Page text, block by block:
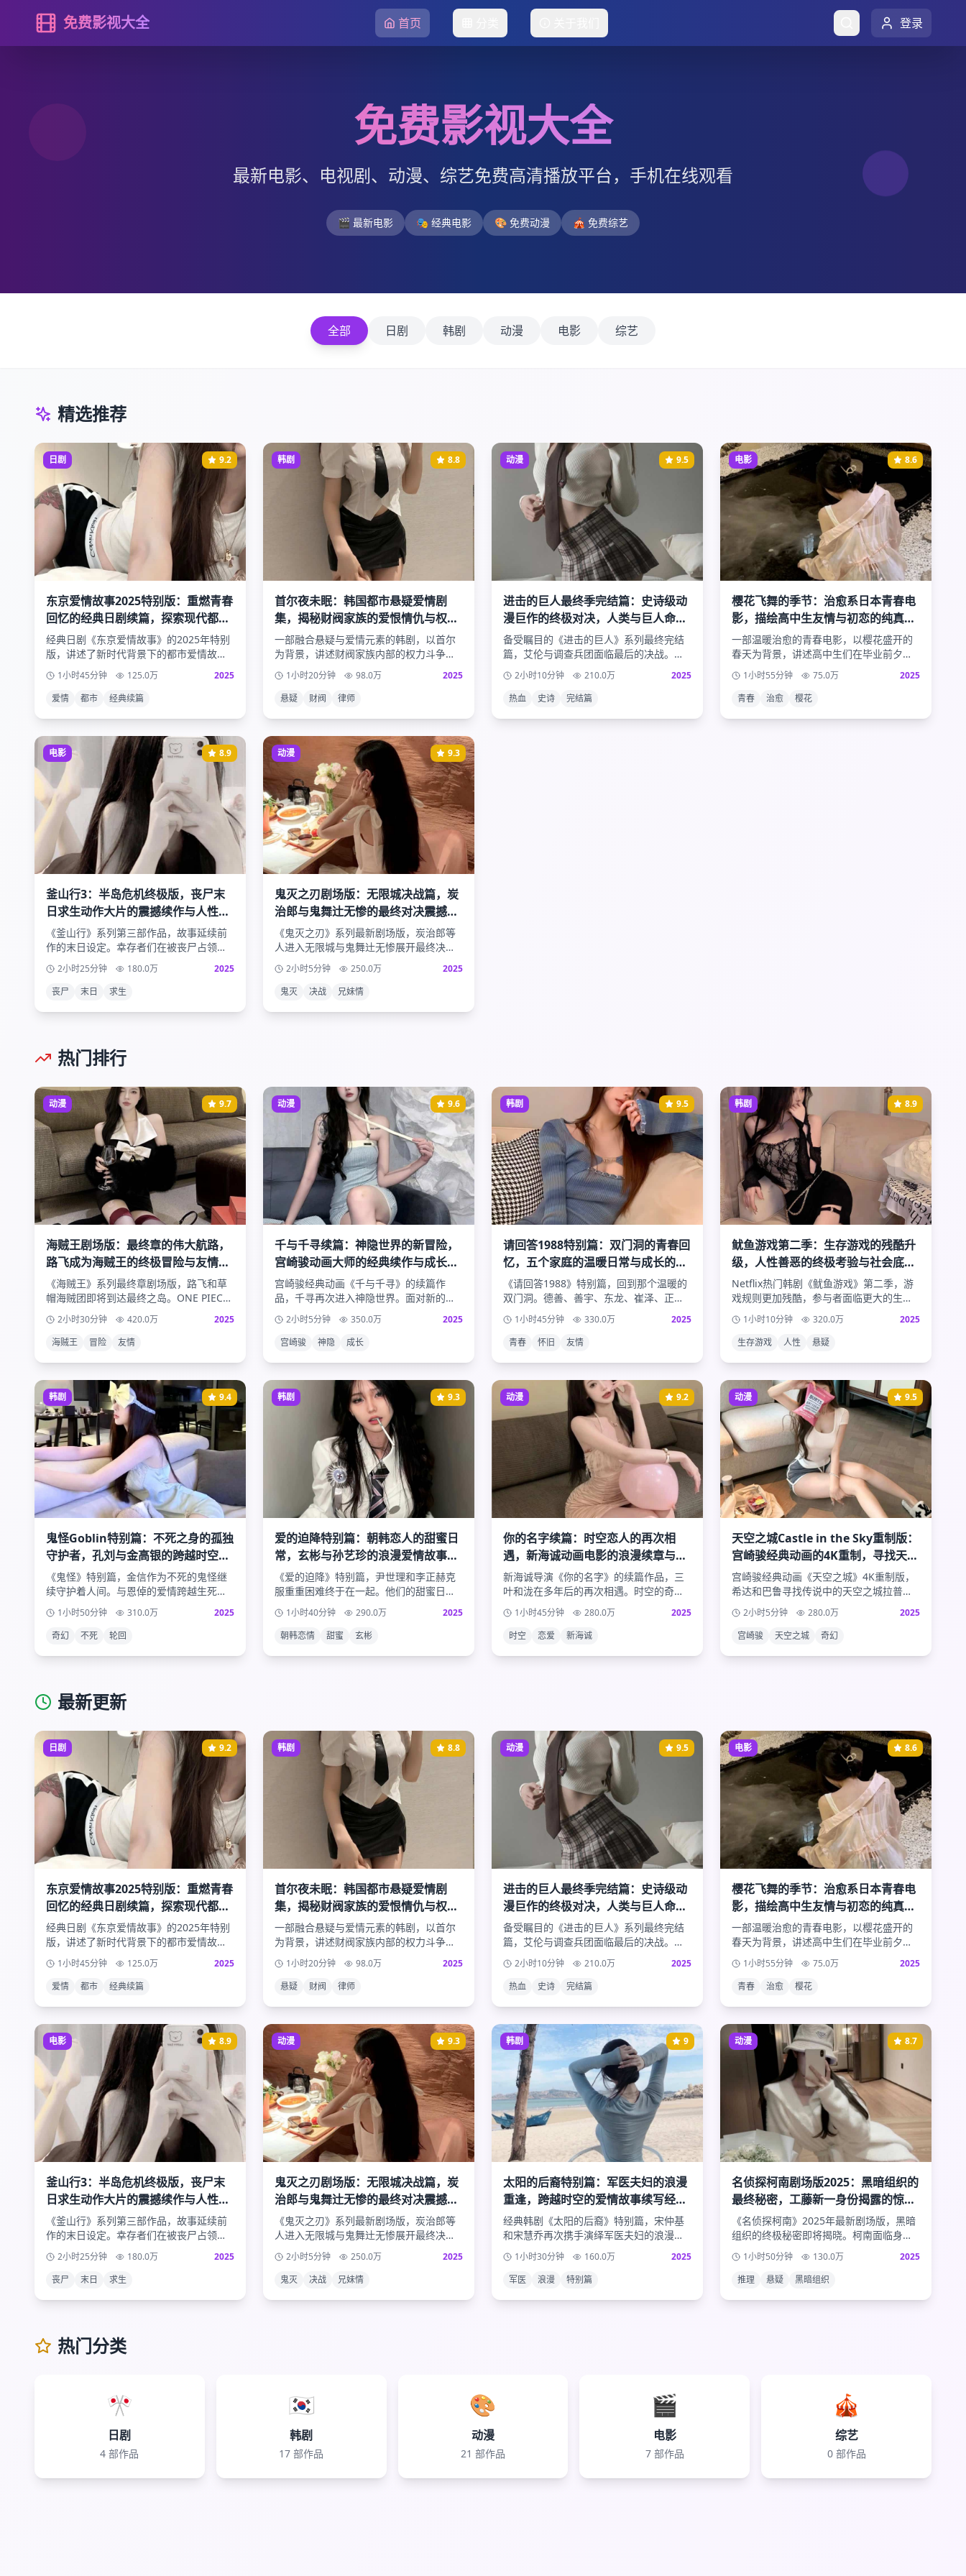
免费影视大全 首页 登录
免费影视大全
最新电影、电视剧、动漫、综艺免费高清播放平台，手机在线观看
🎬 最新电影 🎭 经典电影 🎨 免费动漫 🎪 免费综艺
全部 日剧 韩剧 动漫 电影 综艺
精选推荐
9.2
日剧
东京爱情故事2025特别版：重燃青春
回忆的经典日剧续篇，探索现代都市
爱情的真谛与挑战
经典日剧《东京爱情故事》的2025年特别
版，讲述了新时代背景下的都市爱情故
事。主人公们在快节奏的现代生活中寻找
真爱，面对职场压力与情感选择的双重考
验。
1小时45分钟 125.0万
2025
爱情
都市 经典续篇
8.8
韩剧
首尔夜未眠：韩国都市悬疑爱情剧
集，揭秘财阀家族的爱恨情仇与权力
斗争的惊天秘密
一部融合悬疑与爱情元素的韩剧，以首尔
为背景，讲述财阀家族内部的权力斗争。
女主角作为律师深入调查家族秘密，与神
秘男主角展开一段危险而浪漫的爱情。
1小时20分钟 98.0万
2025
悬疑
财阀 律师
9.5
动漫
进击的巨人最终季完结篇：史诗级动
漫巨作的终极对决，人类与巨人命运
的最后审判
备受瞩目的《进击的巨人》系列最终完结
篇，艾伦与调查兵团面临最后的决战。人
类的命运、自由的真谛、以及巨人之谜的
终极揭晓，为这部史诗巨作画下完美句
号。
2小时10分钟 210.0万
2025
热血
史诗 完结篇
8.6
电影
樱花飞舞的季节：治愈系日本青春电
影，描绘高中生友情与初恋的纯真美
好时光
一部温暖治愈的青春电影，以樱花盛开的
春天为背景，讲述高中生们在毕业前夕的
友情与初恋。细腻的情感描写和唯美的画
面，带给观众满满的青春回忆。
1小时55分钟 75.0万
2025
青春
治愈 樱花
8.9
电影
釜山行3：半岛危机终极版，丧尸末
日求生动作大片的震撼续作与人性光
辉的终极考验
《釜山行》系列第三部作品，故事延续前
作的末日设定。幸存者们在被丧尸占领的
半岛上寻找最后的希望，面对生死考验时
展现出的人性光辉与黑暗。
2小时25分钟 180.0万
2025
丧尸
末日 求生
9.3
动漫
鬼灭之刃剧场版：无限城决战篇，炭
治郎与鬼舞辻无惨的最终对决震撼来
袭
《鬼灭之刃》系列最新剧场版，炭治郎等
人进入无限城与鬼舞辻无惨展开最终决
战。华丽的战斗场面、感人的兄妹情深，
为这部现象级动漫画下完美句号。
2小时5分钟 250.0万
2025
鬼灭
决战 兄妹情
热门排行
9.7
动漫
海贼王剧场版：最终章的伟大航路，
路飞成为海贼王的终极冒险与友情的
力量
《海贼王》系列最终章剧场版，路飞和草
帽海贼团即将到达最终之岛。ONE PIECE
的真相即将揭晓，伟大航路的冒险迎来终
极高潮。
2小时30分钟 420.0万
2025
海贼王
冒险 友情
9.6
动漫
千与千寻续篇：神隐世界的新冒险，
宫崎骏动画大师的经典续作与成长的
温暖故事
宫崎骏经典动画《千与千寻》的续篇作
品，千寻再次进入神隐世界。面对新的挑
战和冒险，她将如何运用成长的智慧帮助
更多的人？
2小时5分钟 350.0万
2025
宫崎骏
神隐 成长
9.5
韩剧
请回答1988特别篇：双门洞的青春回
忆，五个家庭的温暖日常与成长的美
好时光
《请回答1988》特别篇，回到那个温暖的
双门洞。德善、善宇、东龙、崔泽、正焕
五人的友情与爱情，以及五个家庭的温馨
日常。
1小时45分钟 330.0万
2025
青春
怀旧 友情
8.9
韩剧
鱿鱼游戏第二季：生存游戏的残酷升
级，人性善恶的终极考验与社会底层
的绝望挣扎
Netflix热门韩剧《鱿鱼游戏》第二季，游
戏规则更加残酷，参与者面临更大的生存
挑战。在金钱与生命的选择中，人性的善
恶得到最真实的体现。
1小时10分钟 320.0万
2025
生存游戏
人性 悬疑
9.4
韩剧
鬼怪Goblin特别篇：不死之身的孤独
守护者，孔刘与金高银的跨越时空的
不朽爱情
《鬼怪》特别篇，金信作为不死的鬼怪继
续守护着人间。与恩倬的爱情跨越生死轮
回，演绎一段不朽的浪漫传说。
1小时50分钟 310.0万
2025
奇幻
不死 轮回
9.3
韩剧
爱的迫降特别篇：朝韩恋人的甜蜜日
常，玄彬与孙艺珍的浪漫爱情故事续
写
《爱的迫降》特别篇，尹世理和李正赫克
服重重困难终于在一起。他们的甜蜜日常
生活，以及两国文化差异带来的温馨趣
事。
1小时40分钟 290.0万
2025
朝韩恋情
甜蜜 玄彬
9.2
动漫
你的名字续篇：时空恋人的再次相
遇，新海诚动画电影的浪漫续章与命
运的奇迹
新海诚导演《你的名字》的续篇作品，三
叶和泷在多年后的再次相遇。时空的奇迹
再次降临，他们能否克服现实的阻碍，续
写这段跨越时空的浪漫爱情？
1小时45分钟 280.0万
2025
时空
恋爱 新海诚
9.5
动漫
天空之城Castle in the Sky重制版：
宫崎骏经典动画的4K重制，寻找天空
之城的奇幻冒险
宫崎骏经典动画《天空之城》4K重制版，
希达和巴鲁寻找传说中的天空之城拉普
达。全新的画质体验，重温经典的奇幻冒
险故事。
2小时5分钟 280.0万
2025
宫崎骏
天空之城 奇幻
最新更新
9.2
日剧
东京爱情故事2025特别版：重燃青春
回忆的经典日剧续篇，探索现代都市
爱情的真谛与挑战
经典日剧《东京爱情故事》的2025年特别
版，讲述了新时代背景下的都市爱情故
事。主人公们在快节奏的现代生活中寻找
真爱，面对职场压力与情感选择的双重考
验。
1小时45分钟 125.0万
2025
爱情
都市 经典续篇
8.8
韩剧
首尔夜未眠：韩国都市悬疑爱情剧
集，揭秘财阀家族的爱恨情仇与权力
斗争的惊天秘密
一部融合悬疑与爱情元素的韩剧，以首尔
为背景，讲述财阀家族内部的权力斗争。
女主角作为律师深入调查家族秘密，与神
秘男主角展开一段危险而浪漫的爱情。
1小时20分钟 98.0万
2025
悬疑
财阀 律师
9.5
动漫
进击的巨人最终季完结篇：史诗级动
漫巨作的终极对决，人类与巨人命运
的最后审判
备受瞩目的《进击的巨人》系列最终完结
篇，艾伦与调查兵团面临最后的决战。人
类的命运、自由的真谛、以及巨人之谜的
终极揭晓，为这部史诗巨作画下完美句
号。
2小时10分钟 210.0万
2025
热血
史诗 完结篇
8.6
电影
樱花飞舞的季节：治愈系日本青春电
影，描绘高中生友情与初恋的纯真美
好时光
一部温暖治愈的青春电影，以樱花盛开的
春天为背景，讲述高中生们在毕业前夕的
友情与初恋。细腻的情感描写和唯美的画
面，带给观众满满的青春回忆。
1小时55分钟 75.0万
2025
青春
治愈 樱花
8.9
电影
釜山行3：半岛危机终极版，丧尸末
日求生动作大片的震撼续作与人性光
辉的终极考验
《釜山行》系列第三部作品，故事延续前
作的末日设定。幸存者们在被丧尸占领的
半岛上寻找最后的希望，面对生死考验时
展现出的人性光辉与黑暗。
2小时25分钟 180.0万
2025
丧尸
末日 求生
9.3
动漫
鬼灭之刃剧场版：无限城决战篇，炭
治郎与鬼舞辻无惨的最终对决震撼来
袭
《鬼灭之刃》系列最新剧场版，炭治郎等
人进入无限城与鬼舞辻无惨展开最终决
战。华丽的战斗场面、感人的兄妹情深，
为这部现象级动漫画下完美句号。
2小时5分钟 250.0万
2025
鬼灭
决战 兄妹情
9
韩剧
太阳的后裔特别篇：军医夫妇的浪漫
重逢，跨越时空的爱情故事续写经典
传奇
经典韩剧《太阳的后裔》特别篇，宋仲基
和宋慧乔再次携手演绎军医夫妇的浪漫爱
情。新的任务、新的挑战，不变的是他们
之间深厚的爱情与信任。
1小时30分钟 160.0万
2025
军医
浪漫 特别篇
8.7
动漫
名侦探柯南剧场版2025：黑暗组织的
最终秘密，工藤新一身份揭露的惊天
真相
《名侦探柯南》2025年最新剧场版，黑暗
组织的终极秘密即将揭晓。柯南面临身份
暴露的危机，与黑暗组织的最终对决即将
到来，真相只有一个！
1小时50分钟 130.0万
2025
推理
悬疑 黑暗组织
热门分类
🎌
日剧
4 部作品
🇰🇷
韩剧
17 部作品
🎨
动漫
21 部作品
🎬
电影
7部作品
🎪
综艺
0部作品